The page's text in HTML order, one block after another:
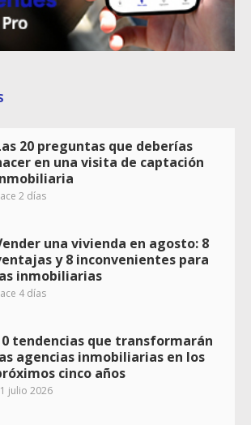
20 preguntas que deberías
en una visita de captación
2 días
una vivienda en agosto: 8
y 8 inconvenientes para
inmobiliarias
4 días
tendencias que transformarán
agencias inmobiliarias en los
cinco años
julio 2026